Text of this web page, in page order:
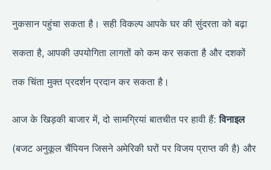
नुकसान पहुंचा सकता है। सही विकल्प आपके घर की सुंदरता को बढ़ा
सकता है, आपकी उपयोगिता लागतों को कम कर सकता है और दशकों
तक चिंता मुक्त प्रदर्शन प्रदान कर सकता है।
आज के खिड़की बाजार में, दो सामग्रियां बातचीत पर हावी हैं:विनाइल
(बजट अनुकूल चैंपियन जिसने अमेरिकी घरों पर विजय प्राप्त की है) और